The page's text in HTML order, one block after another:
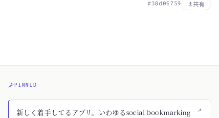
#38d06759 共有
PINNED
↗
新しく着手してるアプリ。いわゆるsocial bookmarking